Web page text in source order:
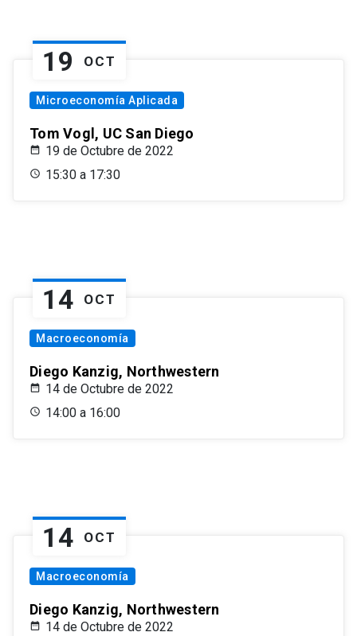
19 OCT
Microeconomía Aplicada
Tom Vogl, UC San Diego
19 de Octubre de 2022
15:30 a 17:30
14 OCT
Macroeconomía
Diego Kanzig, Northwestern
14 de Octubre de 2022
14:00 a 16:00
14 OCT
Macroeconomía
Diego Kanzig, Northwestern
14 de Octubre de 2022